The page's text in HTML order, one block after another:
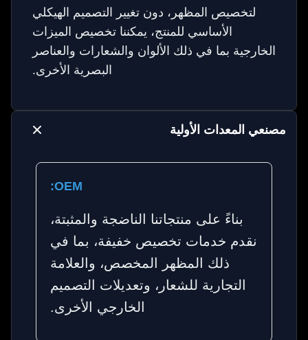
لتخصيص المظهر، دون تغيير التصميم الهيكلي
الأساسي للمنتج، يمكننا تخصيص الميزات
الخارجية بما في ذلك الألوان والشعارات والعناصر
البصرية الأخرى.
مصنعي المعدات الأولية
OEM:
بناءً على منتجاتنا الناضجة والمثبتة،
نقدم خدمات تخصيص خفيفة، بما في
ذلك المظهر المخصص، والعلامة
التجارية للشعار، وتعديلات التصميم
الخارجي الأخرى.